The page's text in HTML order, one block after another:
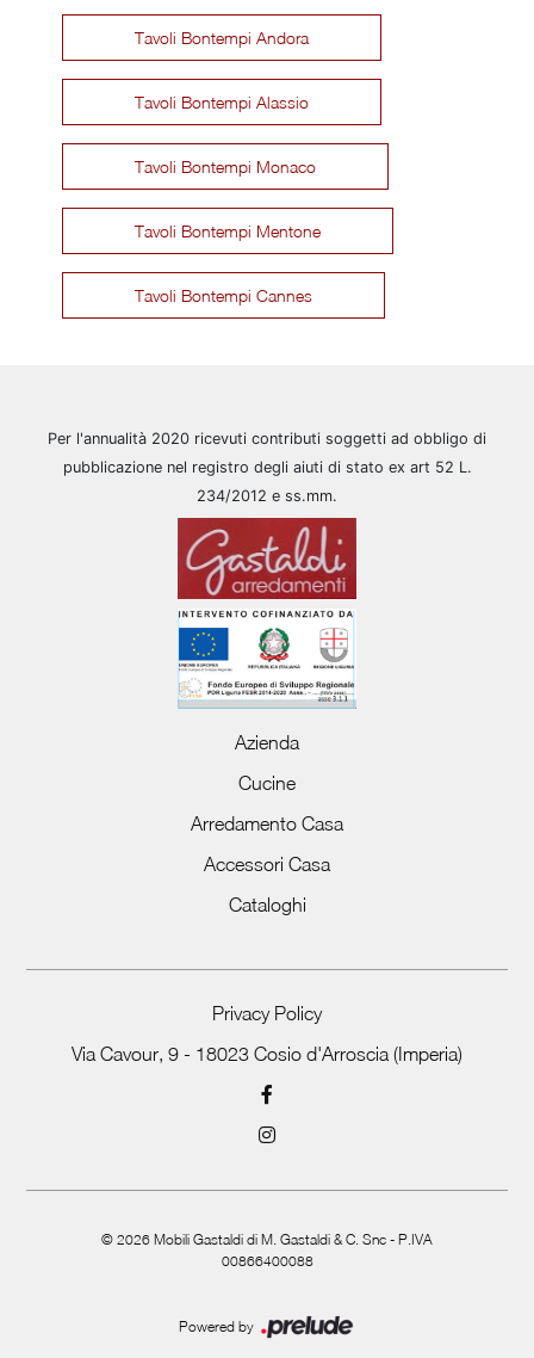
Tavoli Bontempi Andora
Tavoli Bontempi Alassio
Tavoli Bontempi Monaco
Tavoli Bontempi Mentone
Tavoli Bontempi Cannes
Per l'annualità 2020 ricevuti contributi soggetti ad obbligo di
pubblicazione nel registro degli aiuti di stato ex art 52 L.
234/2012 e ss.mm.
Azienda
Cucine
Arredamento Casa
Accessori Casa
Cataloghi
Privacy Policy
Via Cavour, 9 - 18023 Cosio d'Arroscia (Imperia)
© 2026 Mobili Gastaldi di M. Gastaldi & C. Snc - P.IVA
00866400088
Powered by